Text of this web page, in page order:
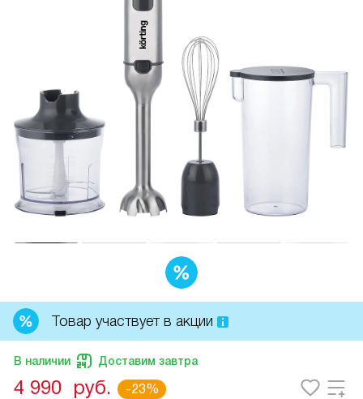
Товар участвует в акции
В наличии Доставим завтра
4 990 руб.
-23%